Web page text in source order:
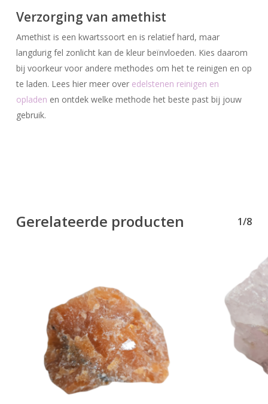
Verzorging van amethist
Amethist is een kwartssoort en is relatief hard, maar
langdurig fel zonlicht kan de kleur beïnvloeden. Kies daarom
bij voorkeur voor andere methodes om het te reinigen en op
te laden. Lees hier meer over edelstenen reinigen en
opladen en ontdek welke methode het beste past bij jouw
gebruik.
Gerelateerde producten 1/8